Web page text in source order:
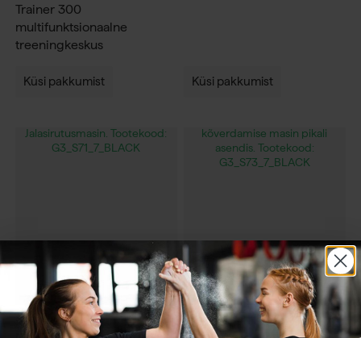
Trainer 300
multifunktsionaalne
treeningkeskus
Küsi pakkumist Küsi pakkumist
Jõusaali varustus Jõusaali varustus